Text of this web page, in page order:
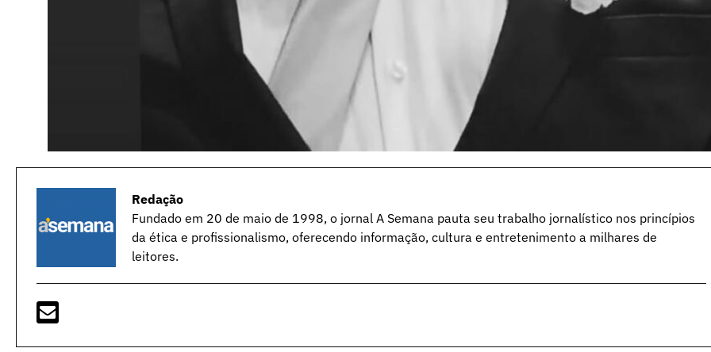
Redação
Fundado em 20 de maio de 1998, o jornal A Semana pauta seu trabalho jornalístico nos princípios
da ética e profissionalismo, oferecendo informação, cultura e entretenimento a milhares de
leitores.